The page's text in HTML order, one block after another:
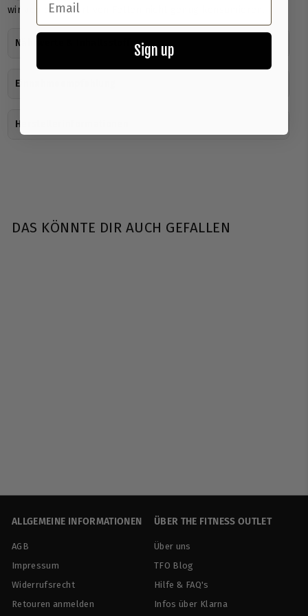
wir von dieser Art von Fetten nicht genug konsumieren.
Nährwerte & Inhaltsstoffe
Einnahmeempfehlung
Herstellerinformationen
DAS KÖNNTE DIR AUCH GEFALLEN
0
ALLGEMEINE INFORMATIONEN
AGB
Impressum
Widerrufsrecht
Retouren anmelden
ÜBER THE FITNESS OUTLET
Über uns
TFO Blog
Hilfe & FAQ's
Infos über Klarna
Sign up